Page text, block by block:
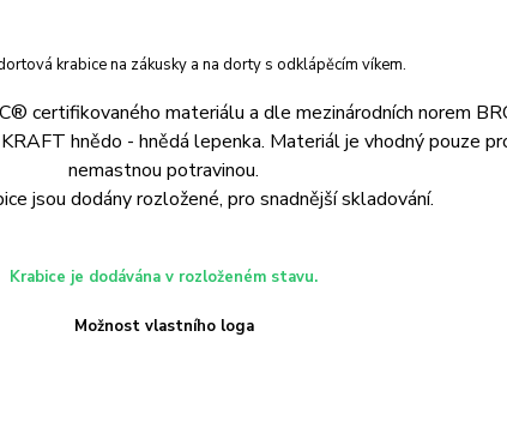
krabice na zákusky a na dorty s odklápěcím víkem.
certifikovaného materiálu a dle mezinárodních norem
hnědo - hnědá lepenka. Materiál je vhodný pouze
nemastnou potravinou.
jsou dodány rozložené, pro snadnější skladování.
Krabice je dodávána v rozloženém stavu.
Možnost vlastního loga